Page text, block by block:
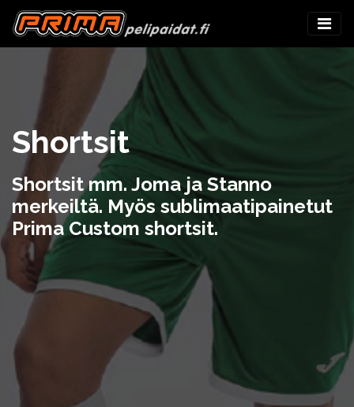
Shortsit
Shortsit mm. Joma ja Stanno
merkeiltä. Myös sublimaatipainetut
Prima Custom shortsit.